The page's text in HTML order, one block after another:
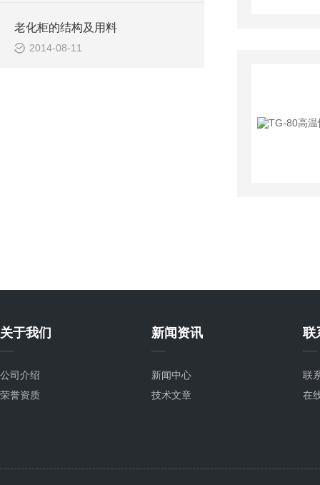
老化柜的结构及用料
2014-08-11
关于我们
公司介绍
荣誉资质
新闻资讯
新闻中心
技术文章
联
联
在